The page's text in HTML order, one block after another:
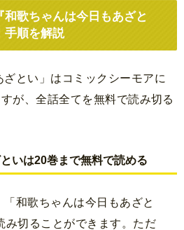
和歌ちゃんは今日もあざと
手順を解説
ざとい」はコミックシーモアに
が、全話全てを無料で読み切る
いは20巻まで無料で読める
和歌ちゃんは今日もあざと
み切ることができます。ただ